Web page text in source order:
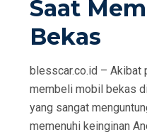
Saat
Bekas
blesscar.co.id – Akibat
membeli mobil bekas
yang sangat
memenuhi keinginan